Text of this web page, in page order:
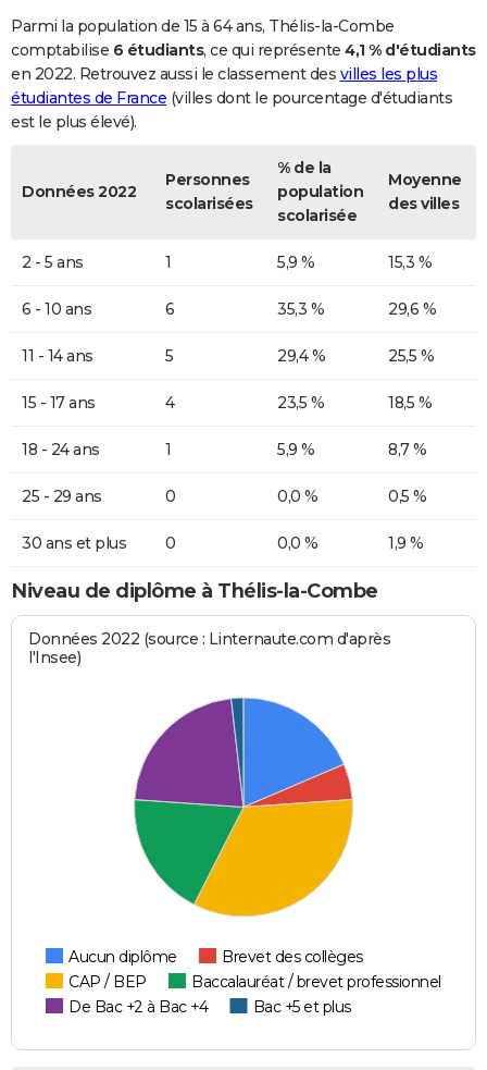
Parmi la population de 15 à 64 ans, Thélis-la-Combe
comptabilise 6 étudiants, ce qui représente 4,1 % d'étudiants
en 2022. Retrouvez aussi le classement des villes les plus
étudiantes de France (villes dont le pourcentage d'étudiants
est le plus élevé).
Données 2022
Personnes
scolarisées
% de la
population
scolarisée
Moyenne
des villes
2 - 5 ans 1 5,9 % 15,3 %
6 - 10 ans 6 35,3 % 29,6 %
11 - 14 ans 5 29,4 % 25,5 %
15 - 17 ans 4 23,5 % 18,5 %
18 - 24 ans 1 5,9 % 8,7 %
25 - 29 ans 0 0,0 % 0,5 %
30 ans et plus 0 0,0 % 1,9 %
Niveau de diplôme à Thélis-la-Combe
Données 2022 (source : Linternaute.com d'après
l'Insee)
Aucun diplôme
Brevet des collèges
CAP / BEP
Baccalauréat / brevet professionnel
De Bac +2 à Bac +4
Bac +5 et plus